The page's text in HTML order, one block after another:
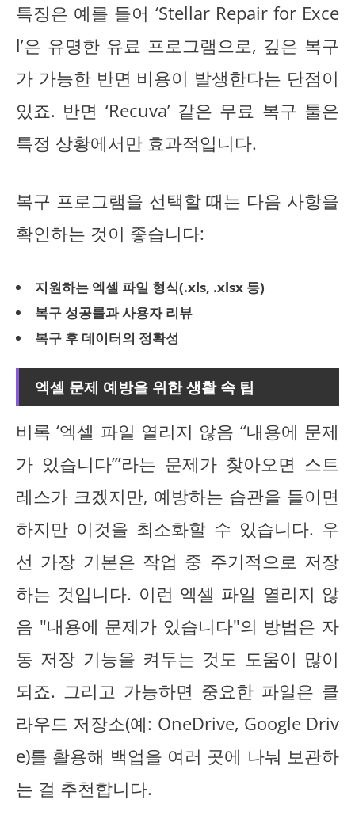
특징은 예를 들어 ‘Stellar Repair for Exce
l’은 유명한 유료 프로그램으로, 깊은 복구
가 가능한 반면 비용이 발생한다는 단점이
있죠. 반면 ‘Recuva’ 같은 무료 복구 툴은
특정 상황에서만 효과적입니다.
복구 프로그램을 선택할 때는 다음 사항을
확인하는 것이 좋습니다:
지원하는 엑셀 파일 형식(.xls, .xlsx 등)
복구 성공률과 사용자 리뷰
복구 후 데이터의 정확성
엑셀 문제 예방을 위한 생활 속 팁
비록 ‘엑셀 파일 열리지 않음 “내용에 문제
가 있습니다”’라는 문제가 찾아오면 스트
레스가 크겠지만, 예방하는 습관을 들이면
하지만 이것을 최소화할 수 있습니다. 우
선 가장 기본은 작업 중 주기적으로 저장
하는 것입니다. 이런 엑셀 파일 열리지 않
음 "내용에 문제가 있습니다"의 방법은 자
동 저장 기능을 켜두는 것도 도움이 많이
되죠. 그리고 가능하면 중요한 파일은 클
라우드 저장소(예: OneDrive, Google Driv
e)를 활용해 백업을 여러 곳에 나눠 보관하
는 걸 추천합니다.